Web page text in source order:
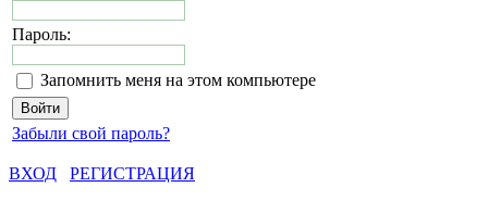
Пароль:
Запомнить меня на этом компьютере
Забыли свой пароль?
ВХОД
РЕГИСТРАЦИЯ